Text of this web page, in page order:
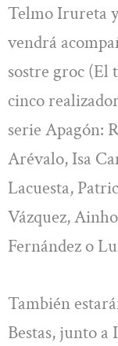
Telmo Irureta
vendrá
sostre groc (El
cinco
serie Apagón:
Arévalo, Isa
Lacuesta,
Vázquez,
Fernández o
También
Bestas, junto a